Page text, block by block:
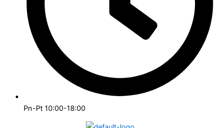
Pn-Pt 10:00-18:00